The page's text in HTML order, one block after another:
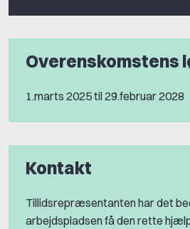
Overenskomstens
1.marts 2025 til 29.februar 2028
Kontakt
Tillidsrepræsentanten har det
arbejdspladsen få den rette